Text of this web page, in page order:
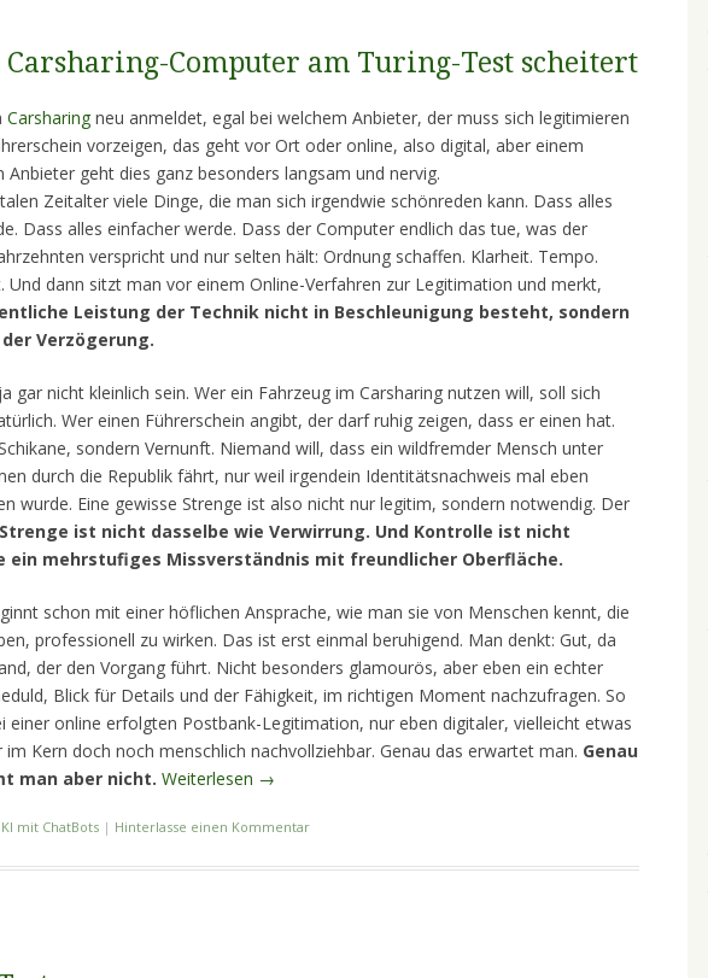
Computer am Turing-Test scheitert
Carsharing neu anmeldet, egal bei welchem Anbieter, der muss sich legitimieren
vorzeigen, das geht vor Ort oder online, also digital, aber einem
geht dies ganz besonders langsam und nervig.
Zeitalter viele Dinge, die man sich irgendwie schönreden kann. Dass alles
Dass alles einfacher werde. Dass der Computer endlich das tue, was der
verspricht und nur selten hält: Ordnung schaffen. Klarheit. Tempo.
Und dann sitzt man vor einem Online-Verfahren zur Legitimation und merkt,
Leistung der Technik nicht in Beschleunigung besteht, sondern
Verzögerung.
gar nicht kleinlich sein. Wer ein Fahrzeug im Carsharing nutzen will, soll sich
Wer einen Führerschein angibt, der darf ruhig zeigen, dass er einen hat.
sondern Vernunft. Niemand will, dass ein wildfremder Mensch unter
durch die Republik fährt, nur weil irgendein Identitätsnachweis mal eben
wurde. Eine gewisse Strenge ist also nicht nur legitim, sondern notwendig. Der
Strenge ist nicht dasselbe wie Verwirrung. Und Kontrolle ist nicht
ein mehrstufiges Missverständnis mit freundlicher Oberfläche.
schon mit einer höflichen Ansprache, wie man sie von Menschen kennt, die
professionell zu wirken. Das ist erst einmal beruhigend. Man denkt: Gut, da
der den Vorgang führt. Nicht besonders glamourös, aber eben ein echter
Blick für Details und der Fähigkeit, im richtigen Moment nachzufragen. So
einer online erfolgten Postbank-Legitimation, nur eben digitaler, vielleicht etwas
im Kern doch noch menschlich nachvollziehbar. Genau das erwartet man. Genau
man aber nicht. Weiterlesen →
KI mit ChatBots | Hinterlasse einen Kommentar